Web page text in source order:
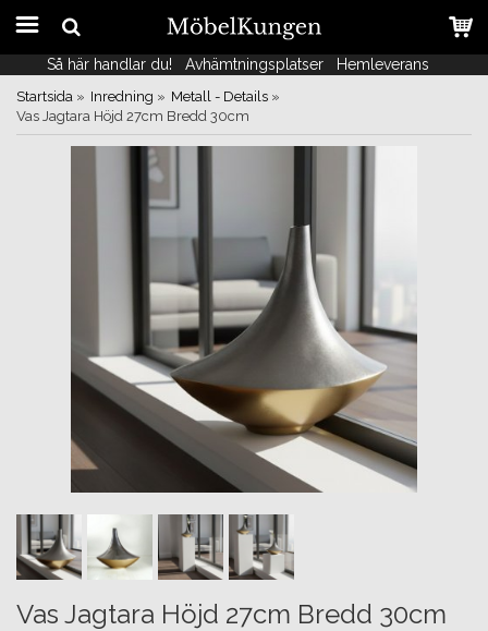
Så här handlar du! Avhämtningsplatser Hemleverans
Så här handlar du! Avhämtningsplatser Hemleverans
Startsida » Inredning » Metall - Details »
Vas Jagtara Höjd 27cm Bredd 30cm
Vas Jagtara Höjd 27cm Bredd 30cm